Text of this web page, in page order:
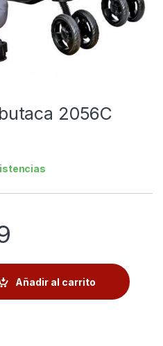
2056C
Añadir al carrito